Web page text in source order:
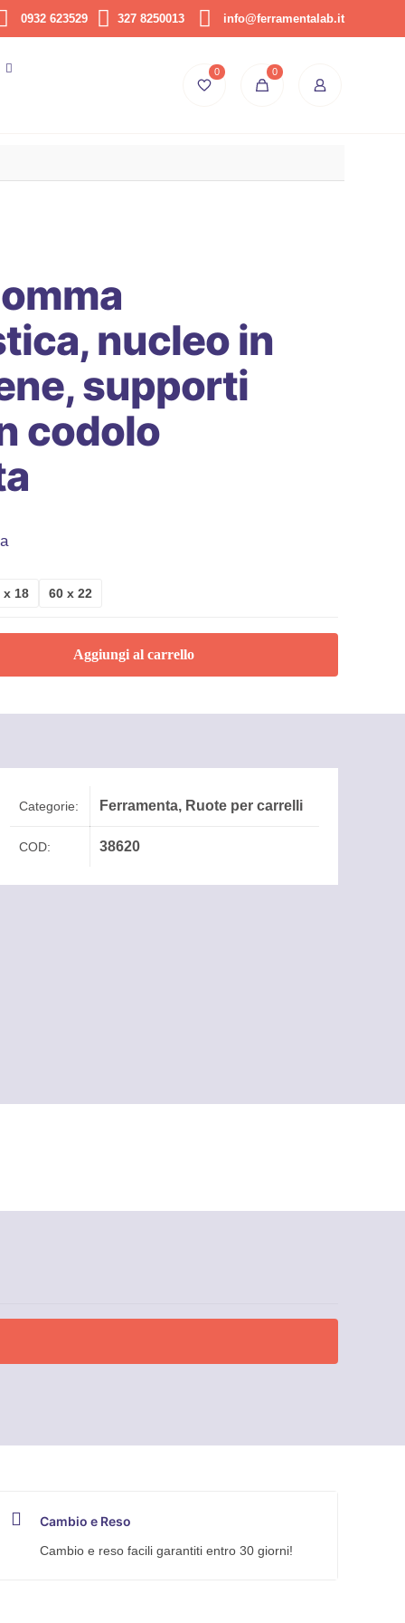
0932 623529 327 8250013 info@ferramentalab.it
0 0
nucleo in
supporti
codolo
x 18 60 x 22
Aggiungi al carrello
Categorie: Ferramenta, Ruote per carrelli
COD: 38620
Cambio e Reso
Cambio e reso facili garantiti entro 30 giorni!